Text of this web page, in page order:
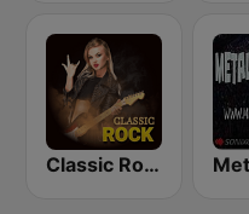
Classic Rock Station